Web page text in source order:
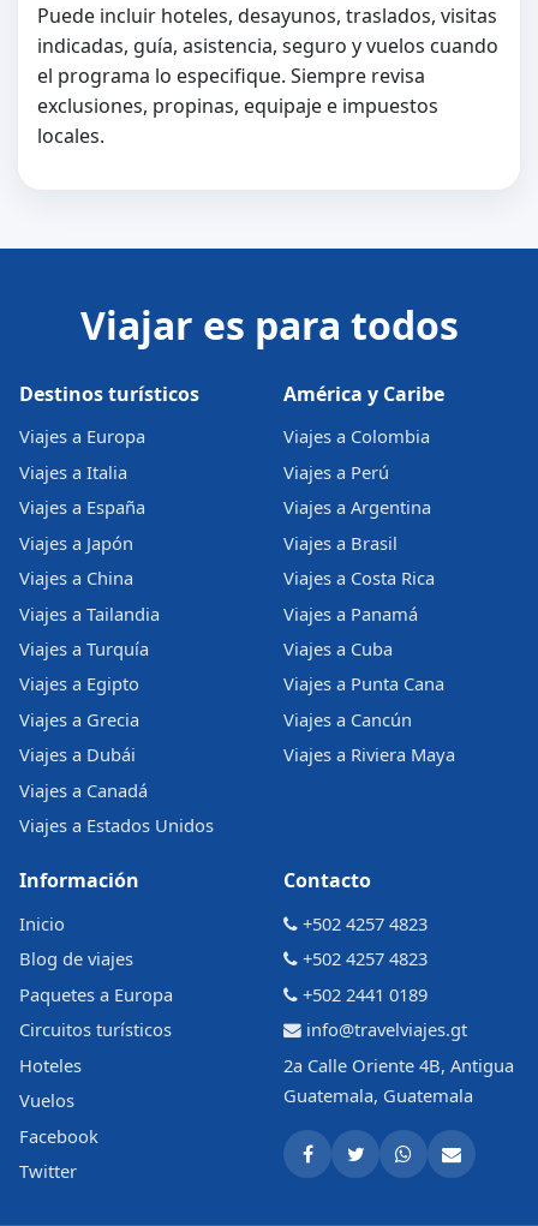
Puede incluir hoteles, desayunos, traslados, visitas
indicadas, guía, asistencia, seguro y vuelos cuando
el programa lo especifique. Siempre revisa
exclusiones, propinas, equipaje e impuestos
locales.
Viajar es para todos
Destinos turísticos
Viajes a Europa
Viajes a Italia
Viajes a España
Viajes a Japón
Viajes a China
Viajes a Tailandia
Viajes a Turquía
Viajes a Egipto
Viajes a Grecia
Viajes a Dubái
Viajes a Canadá
Viajes a Estados Unidos
América y Caribe
Viajes a Colombia
Viajes a Perú
Viajes a Argentina
Viajes a Brasil
Viajes a Costa Rica
Viajes a Panamá
Viajes a Cuba
Viajes a Punta Cana
Viajes a Cancún
Viajes a Riviera Maya
Información
Inicio
Blog de viajes
Paquetes a Europa
Circuitos turísticos
Hoteles
Vuelos
Facebook
Twitter
Contacto
+502 4257 4823
+502 4257 4823
+502 2441 0189
info@travelviajes.gt
2a Calle Oriente 4B, Antigua
Guatemala, Guatemala